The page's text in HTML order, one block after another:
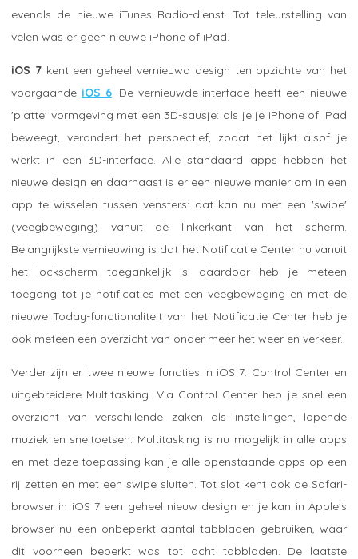
evenals de nieuwe iTunes Radio-dienst. Tot teleurstelling van
velen was er geen nieuwe iPhone of iPad.
iOS 7kent een geheel vernieuwd design ten opzichte van het
voorgaande iOS 6. De vernieuwde interface heeft een nieuwe
'platte' vormgeving met een 3D-sausje: als je je iPhone of iPad
beweegt, verandert het perspectief, zodat het lijkt alsof je
werkt in een 3D-interface. Alle standaard apps hebben het
nieuwe design en daarnaast is er een nieuwe manier om in een
app te wisselen tussen vensters: dat kan nu met een 'swipe'
(veegbeweging) vanuit de linkerkant van het scherm.
Belangrijkste vernieuwing is dat het Notificatie Center nu vanuit
het lockscherm toegankelijk is: daardoor heb je meteen
toegang tot je notificaties met een veegbeweging en met de
nieuwe Today-functionaliteit van het Notificatie Center heb je
ook meteen een overzicht van onder meer het weer en verkeer.
Verder zijn er twee nieuwe functies in iOS 7: Control Center en
uitgebreidere Multitasking. Via Control Center heb je snel een
overzicht van verschillende zaken als instellingen, lopende
muziek en sneltoetsen. Multitasking is nu mogelijk in alle apps
en met deze toepassing kan je alle openstaande apps op een
rij zetten en met een swipe sluiten. Tot slot kent ook de Safari-
browser in iOS 7 een geheel nieuw design en je kan in Apple's
browser nu een onbeperkt aantal tabbladen gebruiken, waar
dit voorheen beperkt was tot acht tabbladen. De laatste